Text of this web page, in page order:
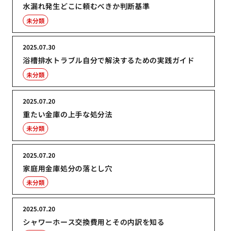
水漏れ発生どこに頼むべきか判断基準
未分類
浴槽排水トラブル自分で解決するための実践ガイド
2025.07.30
未分類
重たい金庫の上手な処分法
2025.07.20
未分類
家庭用金庫処分の落とし穴
2025.07.20
未分類
シャワーホース交換費用とその内訳を知る
2025.07.20